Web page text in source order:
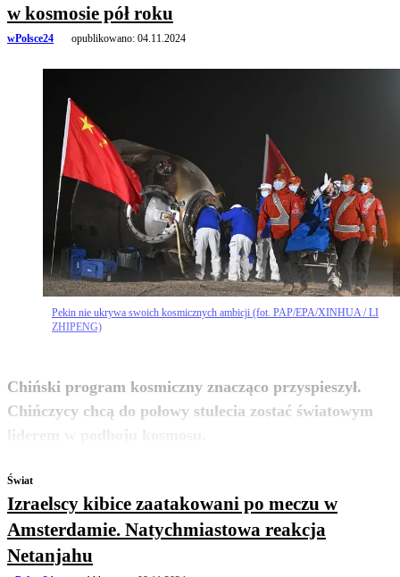
w kosmosie pół roku
wPolsce24 opublikowano: 04.11.2024
Pekin nie ukrywa swoich kosmicznych ambicji (fot. PAP/EPA/XINHUA / LI
ZHIPENG)
Chiński program kosmiczny znacząco przyspieszył.
Chińczycy chcą do połowy stulecia zostać światowym
zobacz więcej
Świat
Izraelscy kibice zaatakowani po meczu w
Amsterdamie. Natychmiastowa reakcja
Netanjahu